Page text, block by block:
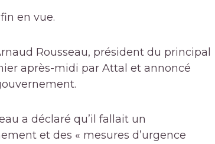
en vue.
Rousseau, président du principal
après-midi par Attal et annoncé
a déclaré qu’il fallait un
et des « mesures d’urgence